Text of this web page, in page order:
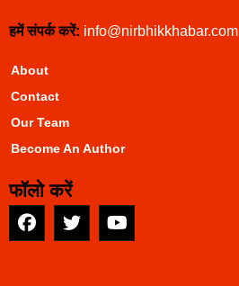
हमें संपर्क करें: info@nirbhikkhabar.com
About
Contact
Our Team
Become An Author
फॉलो करें